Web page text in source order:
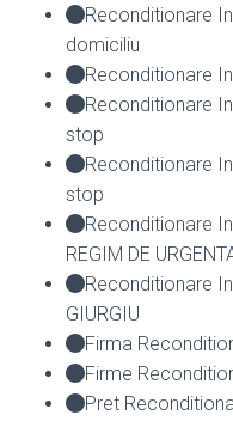
Reconditionare
domiciliu
Reconditionare
Reconditionare
stop
Reconditionare
stop
Reconditionare
REGIM DE
Reconditionare
GIURGIU
Firma
Firme
Pret